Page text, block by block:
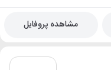
مشاهده پروفایل